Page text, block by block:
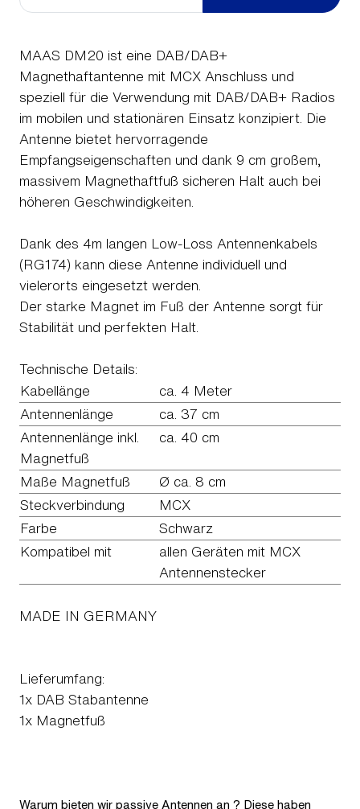
MAAS DM20 ist eine DAB/DAB+
Magnethaftantenne mit MCX Anschluss und
speziell für die Verwendung mit DAB/DAB+ Radios
im mobilen und stationären Einsatz konzipiert. Die
Antenne bietet hervorragende
Empfangseigenschaften und dank 9 cm großem,
massivem Magnethaftfuß sicheren Halt auch bei
höheren Geschwindigkeiten.
Dank des 4m langen Low-Loss Antennenkabels
(RG174) kann diese Antenne individuell und
vielerorts eingesetzt werden.
Der starke Magnet im Fuß der Antenne sorgt für
Stabilität und perfekten Halt.
Technische Details:
Kabellänge
ca. 4 Meter
Antennenlänge
ca. 37 cm
Antennenlänge inkl.
Magnetfuß
ca. 40 cm
Maße Magnetfuß
Ø ca. 8 cm
Steckverbindung
MCX
Farbe
Schwarz
Kompatibel mit
allen Geräten mit MCX
Antennenstecker
MADE IN GERMANY
Lieferumfang:
1x DAB Stabantenne
1x Magnetfuß
Warum bieten wir passive Antennen an ? Diese haben